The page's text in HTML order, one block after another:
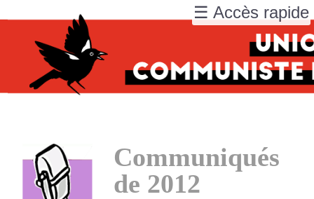
Communiqués
de 2012
☰ Accès rapide